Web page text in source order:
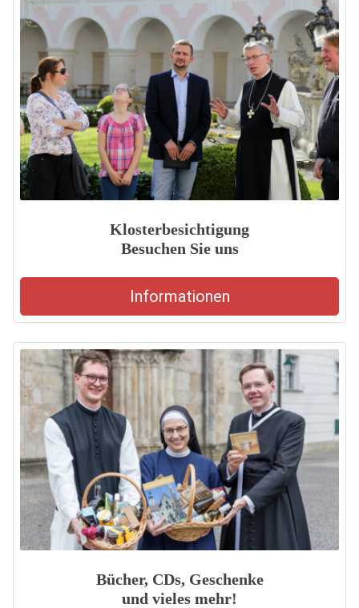
Klosterbesichtigung
Besuchen Sie uns
Informationen
Bücher, CDs, Geschenke
und vieles mehr!